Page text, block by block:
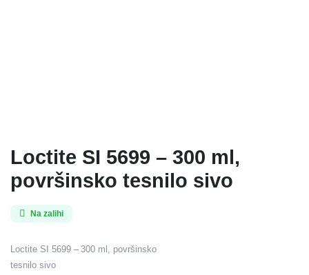
Loctite SI 5699 – 300 ml,
površinsko tesnilo sivo
Na zalihi
Loctite SI 5699 – 300 ml, površinsko
tesnilo sivo